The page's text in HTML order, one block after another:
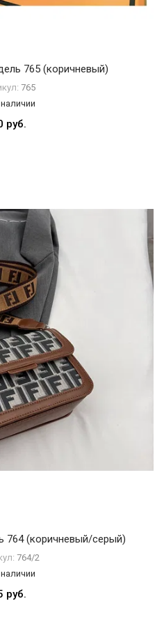
765 (коричневый)
765
руб.
764 (коричневый/серый)
764/2
руб.